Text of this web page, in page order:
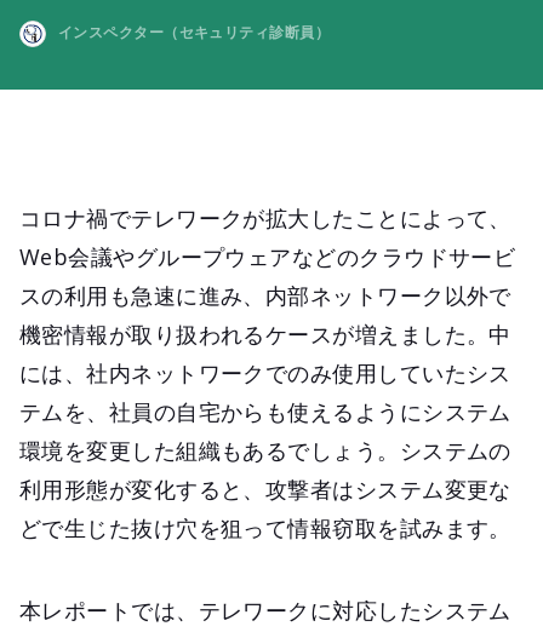
インスペクター（セキュリティ診断員）
コロナ禍でテレワークが拡大したことによって、
Web会議やグループウェアなどのクラウドサービ
スの利用も急速に進み、内部ネットワーク以外で
機密情報が取り扱われるケースが増えました。中
には、社内ネットワークでのみ使用していたシス
テムを、社員の自宅からも使えるようにシステム
環境を変更した組織もあるでしょう。システムの
利用形態が変化すると、攻撃者はシステム変更な
どで生じた抜け穴を狙って情報窃取を試みます。
本レポートでは、テレワークに対応したシステム